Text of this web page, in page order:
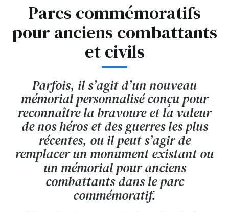
Parcs commémoratifs
pour anciens combattants
et civils
Parfois, il s’agit d’un nouveau
mémorial personnalisé conçu pour
reconnaître la bravoure et la valeur
de nos héros et des guerres les plus
récentes, ou il peut s’agir de
remplacer un monument existant ou
un mémorial pour anciens
combattants dans le parc
commémoratif.